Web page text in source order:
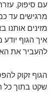
עם סיפוק,
מרגישים עד
מזינים אותנו
איך הגוף יודע
להעביר את
שקט בתוך כל